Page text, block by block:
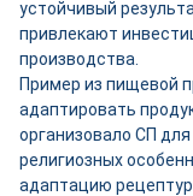
устойчивый
привлекают
производства.
Пример из пищевой
адаптировать
организовало СП
религиозных
адаптацию